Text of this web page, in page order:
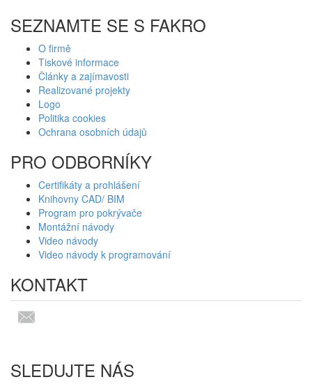
SEZNAMTE SE S FAKRO
O firmě
Tiskové informace
Články a zajímavosti
Realizované projekty
Logo
Politika cookies
Ochrana osobních údajů
PRO ODBORNÍKY
Certifikáty a prohlášení
Knihovny CAD/ BIM
Program pro pokrývače
Montážní návody
Video návody
Video návody k programování
KONTAKT
SLEDUJTE NÁS